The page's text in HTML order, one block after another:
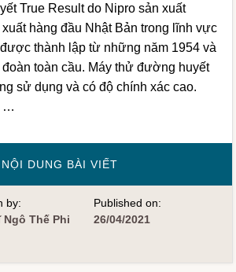
True Result do Nipro sản xuất
hàng đầu Nhật Bản trong lĩnh vực
thành lập từ những năm 1954 và
đoàn toàn cầu. Máy thử đường huyết
sử dụng và có độ chính xác cao.
…
NỘI DUNG BÀI VIẾT
SỬ
DỤNG
MÁY
ĐO
by:
Ngô Thế Phi
Published on:
26/04/2021